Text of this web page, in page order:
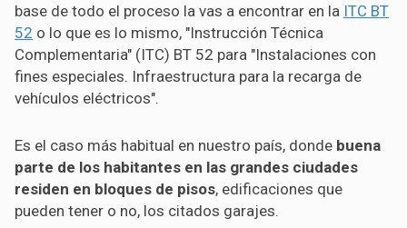
base de todo el proceso la vas a encontrar en la ITC BT
52 o lo que es lo mismo, "Instrucción Técnica
Complementaria" (ITC) BT 52 para "Instalaciones con
fines especiales. Infraestructura para la recarga de
vehículos eléctricos".
Es el caso más habitual en nuestro país, donde buena
parte de los habitantes en las grandes ciudades
residen en bloques de pisos, edificaciones que
pueden tener o no, los citados garajes.